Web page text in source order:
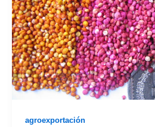
agroexportación